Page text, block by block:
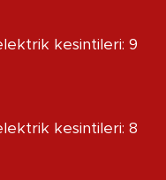
kesintileri: 9
kesintileri: 8